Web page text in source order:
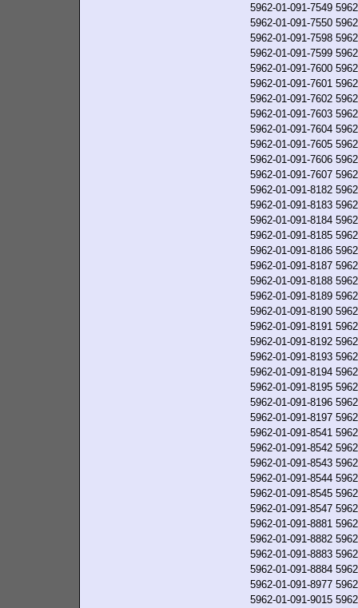
5962-01-091-7549
5962-01-091-7550
5962-01-091-7598
5962-01-091-7599
5962-01-091-7600
5962-01-091-7601
5962-01-091-7602
5962-01-091-7603
5962-01-091-7604
5962-01-091-7605
5962-01-091-7606
5962-01-091-7607
5962-01-091-8182
5962-01-091-8183
5962-01-091-8184
5962-01-091-8185
5962-01-091-8186
5962-01-091-8187
5962-01-091-8188
5962-01-091-8189
5962-01-091-8190
5962-01-091-8191
5962-01-091-8192
5962-01-091-8193
5962-01-091-8194
5962-01-091-8195
5962-01-091-8196
5962-01-091-8197
5962-01-091-8541
5962-01-091-8542
5962-01-091-8543
5962-01-091-8544
5962-01-091-8545
5962-01-091-8547
5962-01-091-8881
5962-01-091-8882
5962-01-091-8883
5962-01-091-8884
5962-01-091-8977
5962-01-091-9015